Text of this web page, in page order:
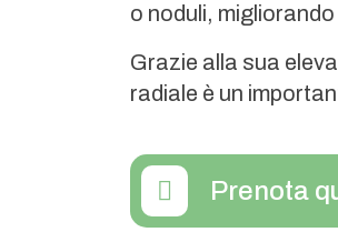
o noduli,
Grazie alla sua
radiale è un
Prenota